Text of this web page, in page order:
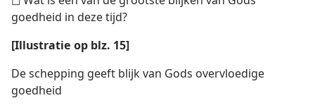
goedheid in deze tijd?
[Illustratie op blz. 15]
De schepping geeft blijk van Gods overvloedige
goedheid